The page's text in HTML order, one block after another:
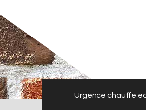
Urgence chauffe